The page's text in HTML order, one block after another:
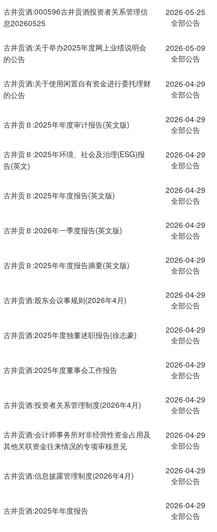
古井贡酒:000596古井贡酒投资者关系管理信
息20260525
2026-05-25
全部公告
古井贡酒:关于举办2025年度网上业绩说明会
的公告
2026-05-09
全部公告
古井贡酒:关于使用闲置自有资金进行委托理财
的公告
2026-04-29
全部公告
古井贡Ｂ:2025年年度审计报告(英文版)
2026-04-29
全部公告
古井贡Ｂ:2025年环境、社会及治理(ESG)报
告(英文)
2026-04-29
全部公告
古井贡Ｂ:2025年年度报告(英文版)
2026-04-29
全部公告
古井贡Ｂ:2026年一季度报告(英文版)
2026-04-29
全部公告
古井贡Ｂ:2025年年度报告摘要(英文版)
2026-04-29
全部公告
古井贡酒:股东会议事规则(2026年4月)
2026-04-29
全部公告
古井贡酒:2025年度独董述职报告(徐志豪)
2026-04-29
全部公告
古井贡酒:2025年度董事会工作报告
2026-04-29
全部公告
古井贡酒:投资者关系管理制度(2026年4月)
2026-04-29
全部公告
古井贡酒:会计师事务所对非经营性资金占用及
其他关联资金往来情况的专项审核意见
2026-04-29
全部公告
古井贡酒:信息披露管理制度(2026年4月)
2026-04-29
全部公告
古井贡酒:2025年年度报告
2026-04-29
全部公告